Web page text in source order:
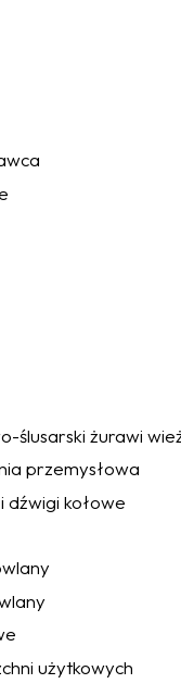
ślusarski żurawi
przemysłowa
dźwigi kołowe
użytkowych